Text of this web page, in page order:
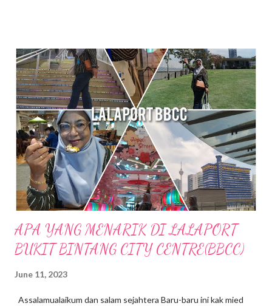
kabin pertama di Batu Kurau. Berhampiran Gunung Sempeneh ,
sungai dan hutan sudah tentu menjanjikan penginapan yang
nyaman dan dekat dengan alam semulajadi . Ketika k.mied tiba di
Sempeneh Riverfront, hujan turun dengan lebat sekali, sungai
berhampiran chalet yang tadinya tenang kini di melimpah dengan
air dari bukit. Bila air semakin deras kedengaran siren amaran di
bunyikan untuk memberi amaran pada pengunjung supaya j...
APA YANG MENARIK DI LALAPORT
BUKIT BINTANG CITY CENTRE(BBCC)
June 11, 2023
Assalamualaikum dan salam sejahtera Baru-baru ini kak mied